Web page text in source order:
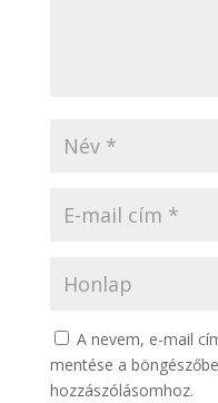
A nevem, e-mail
mentése a
hozzászólásomhoz.